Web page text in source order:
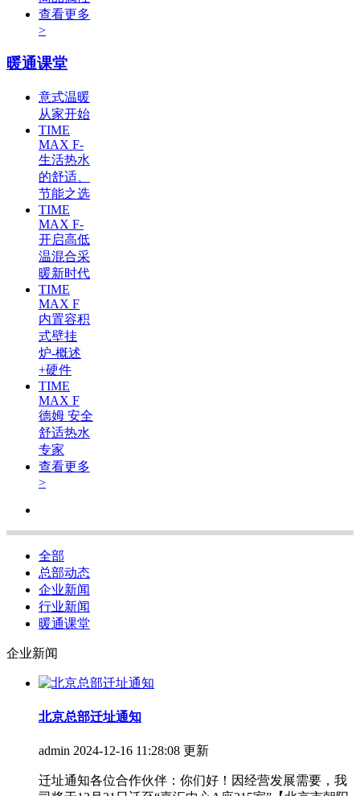
查看更多
>
暖通课堂
意式温暖
从家开始
TIME
MAX F-
生活热水
的舒适、
节能之选
TIME
MAX F-
开启高低
温混合采
暖新时代
TIME
MAX F
内置容积
式壁挂
炉-概述
+硬件
TIME
MAX F
德姆 安全
舒适热水
专家
查看更多
>
全部
总部动态
企业新闻
行业新闻
暖通课堂
企业新闻
北京总部迁址通知
admin 2024-12-16 11:28:08 更新
迁址通知各位合作伙伴：你们好！因经营发展需要，我